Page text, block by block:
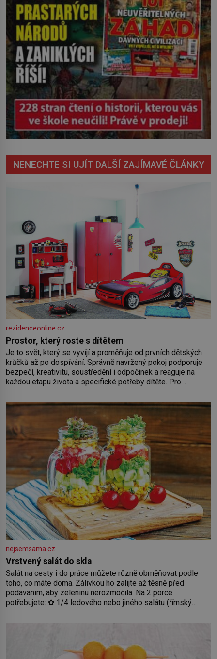
NENECHTE SI UJÍT DALŠÍ ZAJÍMAVÉ ČLÁNKY
rezidenceonline.cz
Prostor, který roste s dítětem
Je to svět, který se vyvíjí a proměňuje od prvních dětských
krůčků až po dospívání. Správně navržený pokoj podporuje
bezpečí, kreativitu, soustředění i odpočinek a reaguje na
každou etapu života a specifické potřeby dítěte. Pro
by pokoj miminka měl působit především klidně a útulně.
nejsemsama.cz
Vrstvený salát do skla
Salát na cesty i do práce můžete různě obměňovat podle
toho, co máte doma. Zálivkou ho zalijte až těsně před
podáváním, aby zeleninu nerozmočila. Na 2 porce
potřebujete: ✿ 1/4 ledového nebo jiného salátu (římský
2 rajčata Zálivka: ✿ 4 lžíce olivového oleje ✿ 1 lžíci citronové